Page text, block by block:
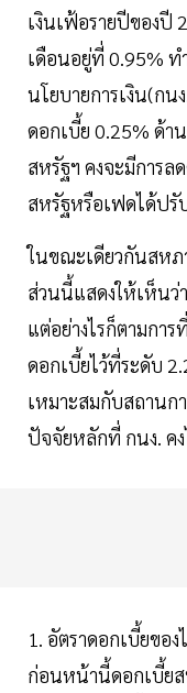
เงินเฟ้อรายปีของปี
เดือนอยู่ที่ 0.95% ท
นโยบายการเงิน(กน
ดอกเบี้ย 0.25% ด้า
สหรัฐฯ คงจะมีการล
สหรัฐหรือเฟดได้ปรั
ในขณะเดียวกันสหภ
ส่วนนี้แสดงให้เห็นว่
แต่อย่างไรก็ตามกา
ดอกเบี้ยไว้ที่ระดับ
เหมาะสมกับสถาน
ปัจจัยหลักที่ กนง. ค
1. อัตราดอกเบี้ยขอ
ก่อนหน้านี้ดอกเบี้ย